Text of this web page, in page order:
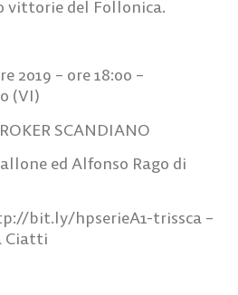
vittorie del Follonica.
2019 – ore 18:00 –
(VI)
SCANDIANO
ed Alfonso Rago di
bit.ly/hpserieA1-trissca –
Ciatti